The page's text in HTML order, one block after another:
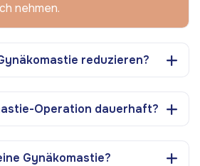
nehmen.
reduzieren?
Operation dauerhaft?
Gynäkomastie?